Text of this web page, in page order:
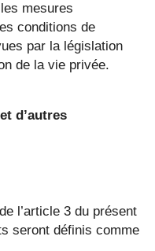
mesures
conditions de
par la législation
de la vie privée.
d’autres
l’article 3 du présent
seront définis comme